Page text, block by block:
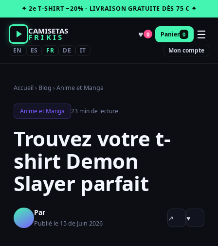
au
contenu
✦ 2e T-SHIRT −20% · LIVRAISON GRATUITE DÈS 75 € ✦
CAMISETAS
FRIKIS ♥ 0 Panier 0 ☰
EN ES FR DE IT Mon compte
Accueil › Blog ›Anime et Manga
Anime et Manga 23 min de lecture
Trouvez votre t-
shirt Demon
Slayer parfait
Par
Publié le 15 de Juin 2026
↗ ♥